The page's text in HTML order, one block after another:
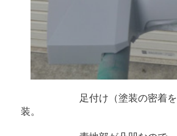
足付け（塗装の密着をよく
装。